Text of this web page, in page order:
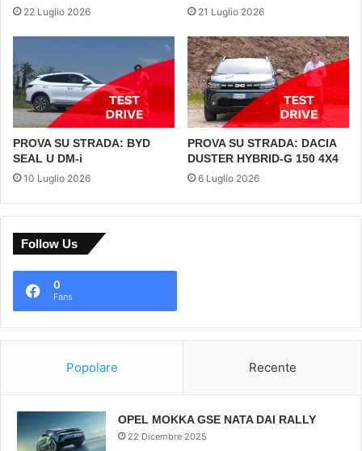
22 Luglio 2026 21 Luglio 2026
PROVA SU STRADA: BYD
SEAL U DM-i
10 Luglio 2026
PROVA SU STRADA: DACIA
DUSTER HYBRID-G 150 4X4
6 Luglio 2026
Follow Us
0
Fans
Popolare Recente
OPEL MOKKA GSE NATA DAI RALLY
22 Dicembre 2025